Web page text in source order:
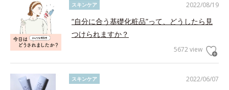
2022/08/19
スキンケア
“自分に合う基礎化粧品”って、どうしたら見
つけられますか？
5672 view
2022/06/07
スキンケア